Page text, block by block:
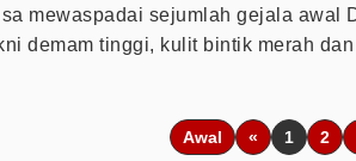
mewaspadai sejumlah gejala awal
demam tinggi, kulit bintik merah
Awal « 1 2